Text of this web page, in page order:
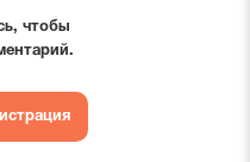
чтобы